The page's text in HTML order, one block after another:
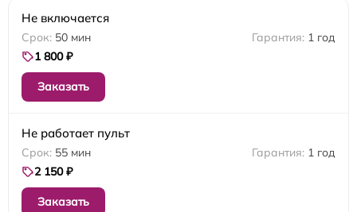
Не включается
50 мин
1 год
1 800 ₽
Заказать
Не работает пульт
55 мин
1 год
2 150 ₽
Заказать